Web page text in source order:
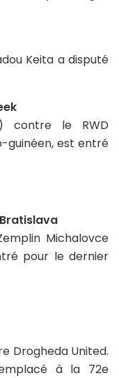
Keita a disputé
contre le RWD
guinéen, est entré
Michalovce
pour le dernier
Drogheda United.
à la 72e